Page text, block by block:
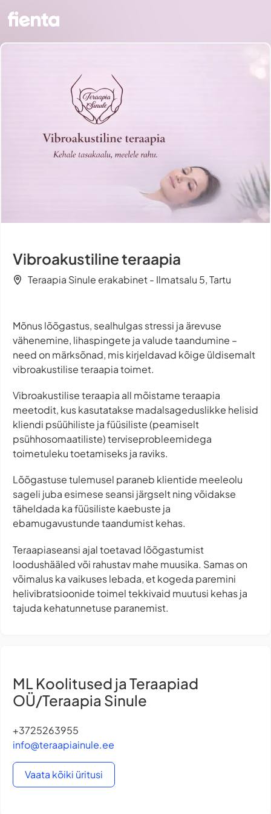
Vibroakustiline teraapia
Teraapia Sinule erakabinet - Ilmatsalu 5, Tartu
Mõnus lõõgastus, sealhulgas stressi ja ärevuse
vähenemine, lihaspingete ja valude taandumine –
need on märksõnad, mis kirjeldavad kõige üldisemalt
vibroakustilise teraapia toimet.
Vibroakustilise teraapia all mõistame teraapia
meetodit, kus kasutatakse madalsageduslikke helisid
kliendi psüühiliste ja füüsiliste (peamiselt
psühhosomaatiliste) terviseprobleemidega
toimetuleku toetamiseks ja raviks.
Lõõgastuse tulemusel paraneb klientide meeleolu
sageli juba esimese seansi järgselt ning võidakse
täheldada ka füüsiliste kaebuste ja
ebamugavustunde taandumist kehas.
Teraapiaseansi ajal toetavad lõõgastumist
loodushääled või rahustav mahe muusika. Samas on
võimalus ka vaikuses lebada, et kogeda paremini
helivibratsioonide toimel tekkivaid muutusi kehas ja
tajuda kehatunnetuse paranemist.
ML Koolitused ja Teraapiad
OÜ/Teraapia Sinule
+3725263955
info@teraapiainule.ee
Vaata kõiki üritusi